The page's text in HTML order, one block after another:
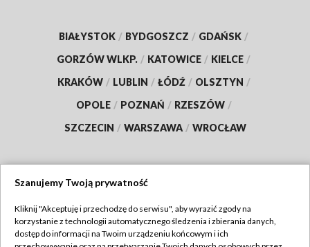
BIAŁYSTOK / BYDGOSZCZ / GDAŃSK /
GORZÓW WLKP. / KATOWICE / KIELCE /
KRAKÓW / LUBLIN / ŁÓDŹ / OLSZTYN /
OPOLE / POZNAŃ / RZESZÓW /
SZCZECIN / WARSZAWA / WROCŁAW
TVP
Szanujemy Twoją prywatność
Kliknij "Akceptuję i przechodzę do serwisu", aby wyrazić zgody na
korzystanie z technologii automatycznego śledzenia i zbierania danych,
dostęp do informacji na Twoim urządzeniu końcowym i ich